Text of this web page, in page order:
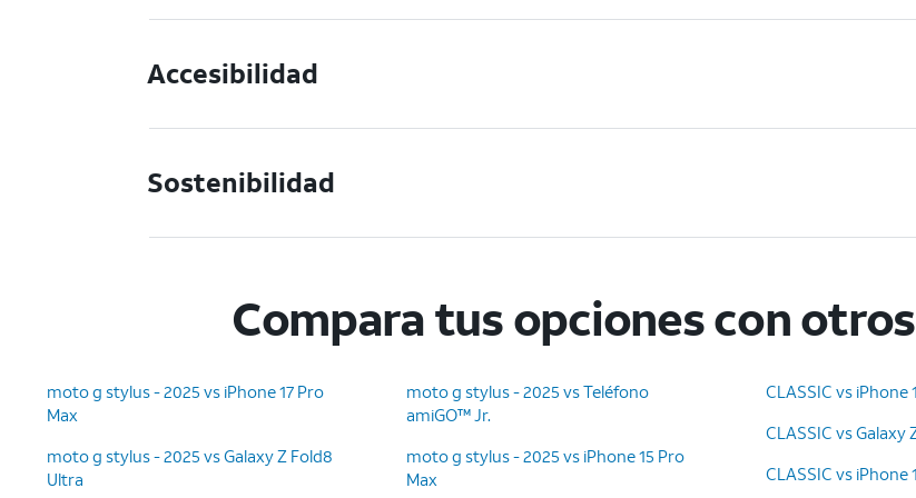
Accesibilidad
Sostenibilidad
Compara tus opciones con
moto g stylus - 2025 vs iPhone 17 Pro
Max
moto g stylus - 2025 vs Galaxy Z Fold8
Ultra
moto g stylus - 2025 vs Teléfono
amiGO™ Jr.
moto g stylus - 2025 vs iPhone 15 Pro
Max
CLASSIC vs iPhone
CLASSIC vs Galaxy
CLASSIC vs iPhone